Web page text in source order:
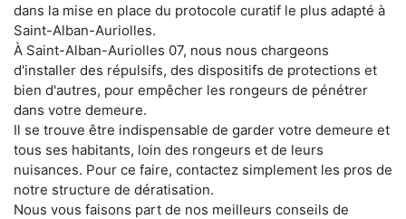
dans la mise en place du protocole curatif le plus adapté à
Saint-Alban-Auriolles.
À Saint-Alban-Auriolles 07, nous nous chargeons
d'installer des répulsifs, des dispositifs de protections et
bien d'autres, pour empêcher les rongeurs de pénétrer
dans votre demeure.
Il se trouve être indispensable de garder votre demeure et
tous ses habitants, loin des rongeurs et de leurs
nuisances. Pour ce faire, contactez simplement les pros de
notre structure de dératisation.
Nous vous faisons part de nos meilleurs conseils de